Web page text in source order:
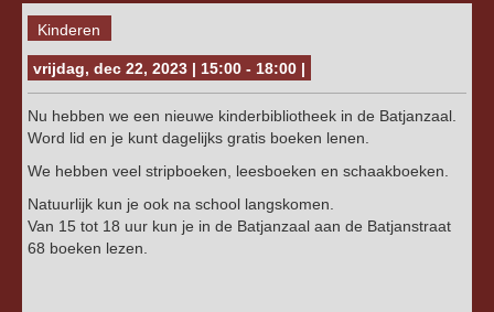
Kinderen
vrijdag, dec 22, 2023 | 15:00 - 18:00 |
Nu hebben we een nieuwe kinderbibliotheek in de Batjanzaal.
Word lid en je kunt dagelijks gratis boeken lenen.
We hebben veel stripboeken, leesboeken en schaakboeken.
Natuurlijk kun je ook na school langskomen.
Van 15 tot 18 uur kun je in de Batjanzaal aan de Batjanstraat
68 boeken lezen.